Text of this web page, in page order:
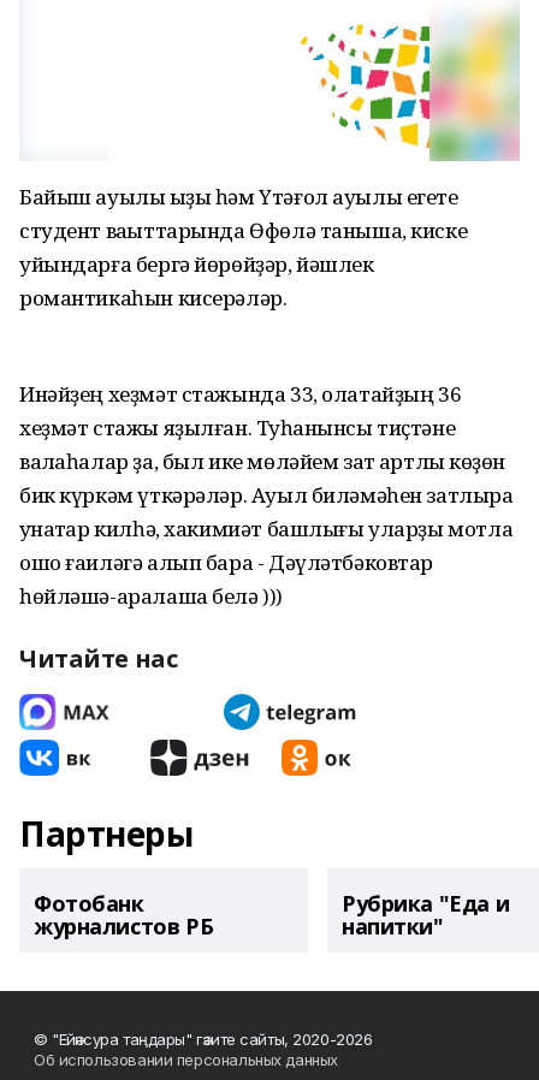
Байыш ауылы ҡыҙы һәм Үтәғол ауылы егете
студент ваҡыттарында Өфөлә таныша, киске
уйындарға бергә йөрөйҙәр, йәшлек
романтикаһын кисерәләр.
Инәйҙең хеҙмәт стажында 33, олатайҙың 36
хеҙмәт стажы яҙылған. Туҡһанынсы тиҫтәне
ваҡлаһалар ҙа, был ике мөләйем зат ҡартлыҡ көҙөн
бик күркәм үткәрәләр. Ауыл биләмәһен затлыраҡ
ҡунаҡтар килһә, хакимиәт башлығы уларҙы мотлаҡ
ошо ғаиләгә алып бара - Дәүләтбәковтар
һөйләшә-аралаша белә )))
Читайте нас
Партнеры
Фотобанк
журналистов РБ
Рубрика "Еда и
напитки"
© "Ейәнсура таңдары" гәзите сайты, 2020-2026
Об использовании персональных данных